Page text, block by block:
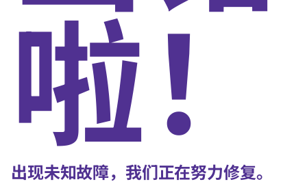
啦！
出现未知故障，我们正在努力修复。